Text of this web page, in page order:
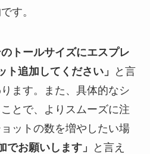
す。
のトールサイズにエスプレ
ト追加してください」
と言
ます。また、具体的なシ
とで、よりスムーズに注
ットの数を増やしたい場
でお願いします」
と言え